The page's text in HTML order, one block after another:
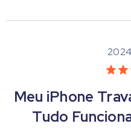
Meu iPhone
Tudo